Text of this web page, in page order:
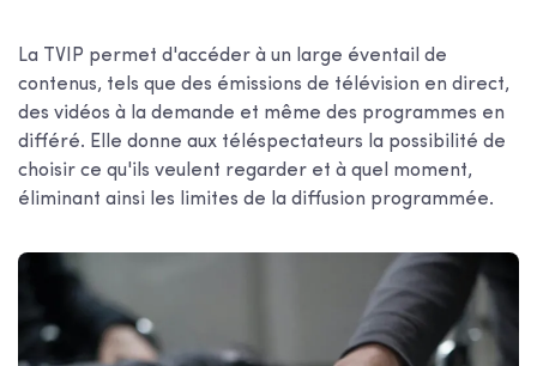
La TVIP permet d'accéder à un large éventail de
contenus, tels que des émissions de télévision en direct,
des vidéos à la demande et même des programmes en
différé. Elle donne aux téléspectateurs la possibilité de
choisir ce qu'ils veulent regarder et à quel moment,
éliminant ainsi les limites de la diffusion programmée.